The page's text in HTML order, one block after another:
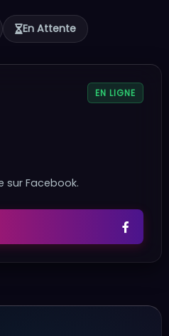
En Attente
EN LIGNE
sur Facebook.